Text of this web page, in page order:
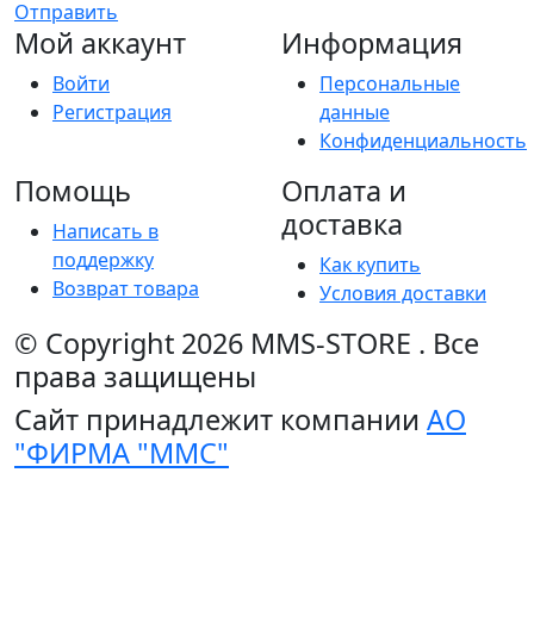
Отправить
Мой аккаунт
Войти
Регистрация
Информация
Персональные
данные
Конфиденциальность
Помощь
Написать в
поддержку
Возврат товара
Оплата и
доставка
Как купить
Условия доставки
© Copyright 2026 MMS-STORE . Все
права защищены
Сайт принадлежит компании АО
"ФИРМА "ММС"